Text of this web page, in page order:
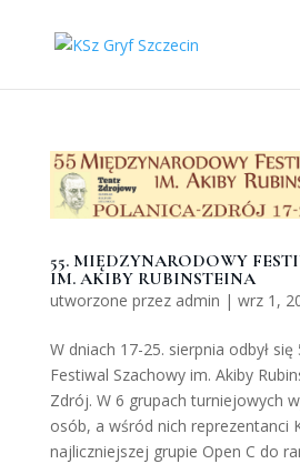
55. MIĘDZYNARODOWY
IM. AKIBY RUBINSTEINA
utworzone przez admin | wrz 1,
W dniach 17-25. sierpnia odbył
Festiwal Szachowy im. Akiby
Zdrój. W 6 grupach turniejowych
osób, a wśród nich reprezentanci
najliczniejszej grupie Open C do